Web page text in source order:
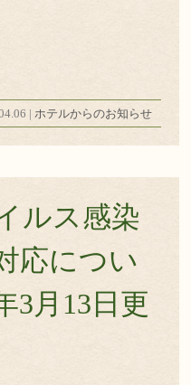
| ホテルからのお知らせ
ルス感染
応につい
月13日更